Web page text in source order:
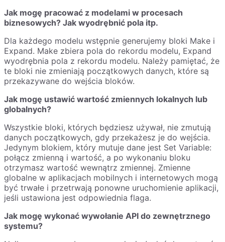
Jak mogę pracować z modelami w procesach
biznesowych? Jak wyodrębnić pola itp.
Dla każdego modelu wstępnie generujemy bloki Make i
Expand. Make zbiera pola do rekordu modelu, Expand
wyodrębnia pola z rekordu modelu. Należy pamiętać, że
te bloki nie zmieniają początkowych danych, które są
przekazywane do wejścia bloków.
Jak mogę ustawić wartość zmiennych lokalnych lub
globalnych?
Wszystkie bloki, których będziesz używał, nie zmutują
danych początkowych, gdy przekażesz je do wejścia.
Jedynym blokiem, który mutuje dane jest Set Variable:
połącz zmienną i wartość, a po wykonaniu bloku
otrzymasz wartość wewnątrz zmiennej. Zmienne
globalne w aplikacjach mobilnych i internetowych mogą
być trwałe i przetrwają ponowne uruchomienie aplikacji,
jeśli ustawiona jest odpowiednia flaga.
Jak mogę wykonać wywołanie API do zewnętrznego
systemu?